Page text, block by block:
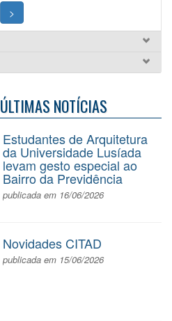
>
ÚLTIMAS NOTÍCIAS
Estudantes de Arquitetura
da Universidade Lusíada
levam gesto especial ao
Bairro da Previdência
publicada em 16/06/2026
Novidades CITAD
publicada em 15/06/2026